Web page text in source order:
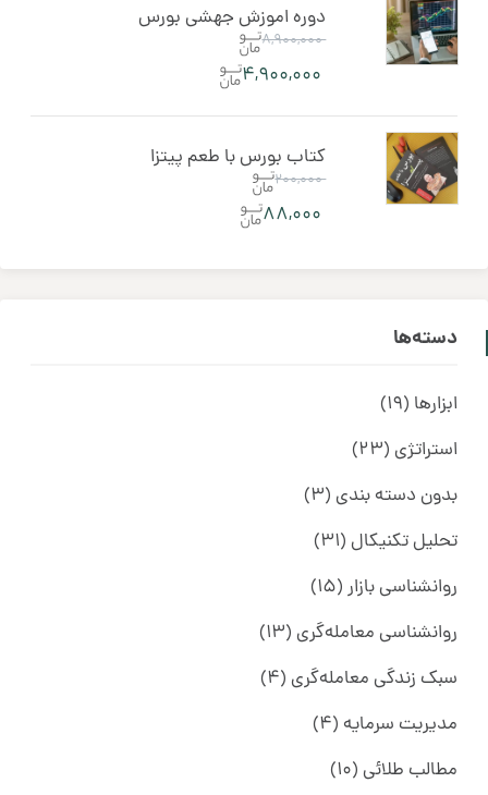
دوره اموزش جهشی بورس
۸,۹۰۰,۰۰۰
۴,۹۰۰,۰۰۰
کتاب بورس با طعم پیتزا
۲۰۰,۰۰۰
۸۸,۰۰۰
دسته‌ها
ابزارها(19)
استراتژی(23)
بدون دسته بندی(3)
تحلیل تکنیکال(31)
روانشناسی بازار(15)
روانشناسی معامله‌گری(13)
سبک زندگی معامله‌گری(4)
مدیریت سرمایه(4)
مطالب طلائی(10)